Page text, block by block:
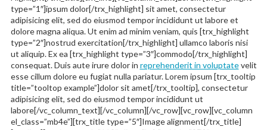
type=”1″]ipsum dolor[/trx_highlight] sit amet, consectetur
adipisicing elit, sed do eiusmod tempor incididunt ut labore et
dolore magna aliqua. Ut enim ad minim veniam, quis [trx_highlight
type=”2″]nostrud exercitation[/trx_highlight] ullamco laboris nisi
ut aliquip. Ex ea [trx_highlight type=”3″]commodo[/trx_highlight]
consequat. Duis aute irure dolor in reprehenderit in voluptatevelit
esse cillum dolore eu fugiat nulla pariatur. Lorem ipsum [trx_tooltip
title=”tooltop example”]dolor sit amet[/trx_tooltip], consectetur
adipisicing elit, sed do eiusmod tempor incididunt ut
labore[/vc_column_text][/vc_column][/vc_row][vc_row][vc_column
el_class=”mb4e”][trx_title type=”5″]Image alignment[/trx_title]